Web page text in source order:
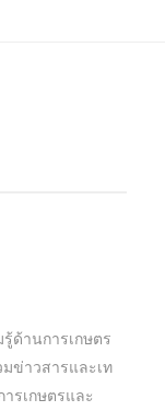
ด้านการเกษตร
ข่าวสารและเท
รเกษตรและ